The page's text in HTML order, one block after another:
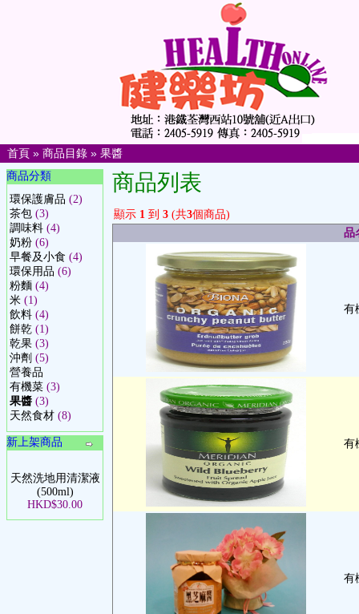
首頁 » 商品目錄 » 果醬
商品分類
環保護膚品 (2)
茶包 (3)
調味料 (4)
奶粉 (6)
早餐及小食 (4)
環保用品 (6)
粉麵 (4)
米 (1)
飲料 (4)
餅乾 (1)
乾果 (3)
沖劑 (5)
營養品
有機菜 (3)
果醬 (3)
天然食材 (8)
新上架商品
天然洗地用清潔液
(500ml)
HKD$30.00
商品列表
顯示 1 到 3 (共3個商品)
品
有
有
有